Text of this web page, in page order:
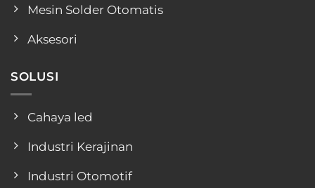
Mesin Solder Otomatis
Aksesori
SOLUSI
Cahaya led
Industri Kerajinan
Industri Otomotif